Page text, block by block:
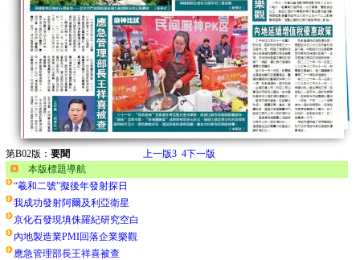
第B02版： 要聞 上一版3 4下一版
本版標題導航
“羲和二號”擬後年發射探日
我成功發射阿爾及利亞衛星
京化石發現填侏羅紀研究空白
內地製造業PMI回落企業樂觀
應急管理部長王祥喜被查